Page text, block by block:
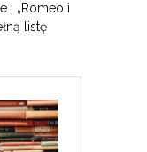
i „Romeo i
listę